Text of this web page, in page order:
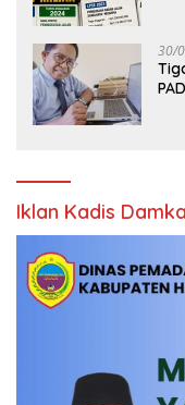
30/
Iklan Kadis